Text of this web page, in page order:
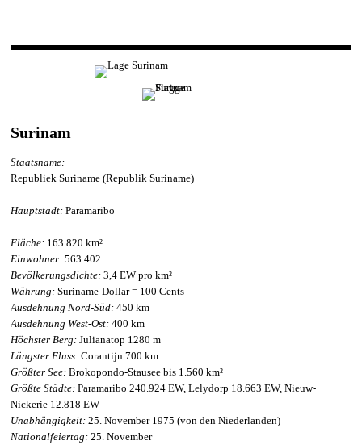
Surinam
Staatsname:
Republiek Suriname (Republik Suriname)
Hauptstadt: Paramaribo
Fläche: 163.820 km²
Einwohner: 563.402
Bevölkerungsdichte: 3,4 EW pro km²
Währung: Suriname-Dollar = 100 Cents
Ausdehnung Nord-Süd: 450 km
Ausdehnung West-Ost: 400 km
Höchster Berg: Julianatop 1280 m
Längster Fluss: Corantijn 700 km
Größter See: Brokopondo-Stausee bis 1.560 km²
Größte Städte: Paramaribo 240.924 EW, Lelydorp 18.663 EW, Nieuw-
Nickerie 12.818 EW
Unabhängigkeit: 25. November 1975 (von den Niederlanden)
Nationalfeiertag: 25. November